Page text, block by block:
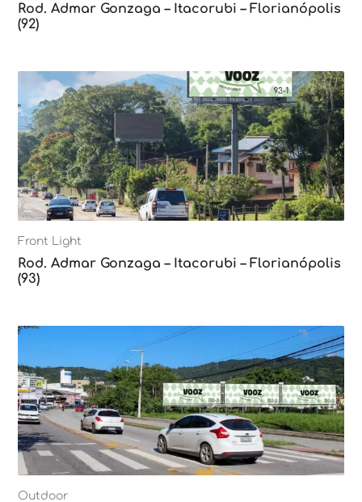
Rod. Admar Gonzaga – Itacorubi – Florianópolis
(92)
Front Light
Rod. Admar Gonzaga – Itacorubi – Florianópolis
(93)
Outdoor